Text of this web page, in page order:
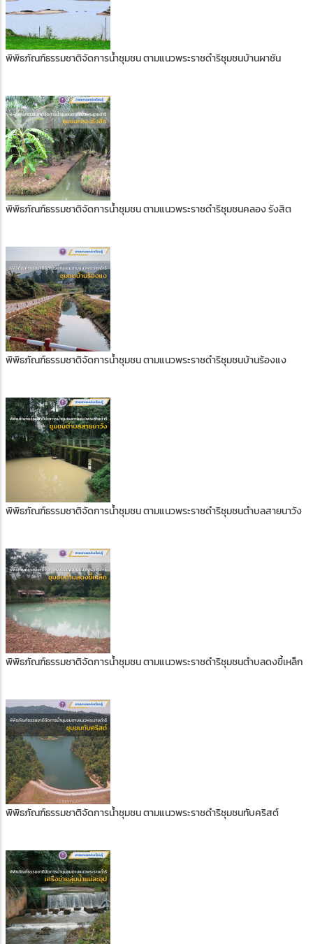
พิพิธภัณฑ์ธรรมชาติจัดการน้ำชุมชน ตามแนวพระราชดำริชุมชนบ้านผาชัน
พิพิธภัณฑ์ธรรมชาติจัดการน้ำชุมชน ตามแนวพระราชดำริชุมชนคลอง รังสิต
พิพิธภัณฑ์ธรรมชาติจัดการน้ำชุมชน ตามแนวพระราชดำริชุมชนบ้านร้องแง
พิพิธภัณฑ์ธรรมชาติจัดการน้ำชุมชน ตามแนวพระราชดำริชุมชนตำบลสายนาวัง
พิพิธภัณฑ์ธรรมชาติจัดการน้ำชุมชน ตามแนวพระราชดำริชุมชนตำบลดงขี้เหล็ก
พิพิธภัณฑ์ธรรมชาติจัดการน้ำชุมชน ตามแนวพระราชดำริชุมชนทับคริสต์